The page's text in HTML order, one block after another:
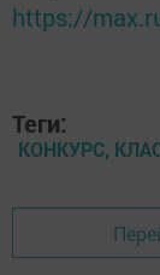
https://
Теги:
КОНКУРС,